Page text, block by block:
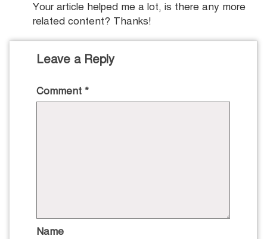
Your article helped me a lot, is there any more
related content? Thanks!
Leave a Reply
Comment *
Name